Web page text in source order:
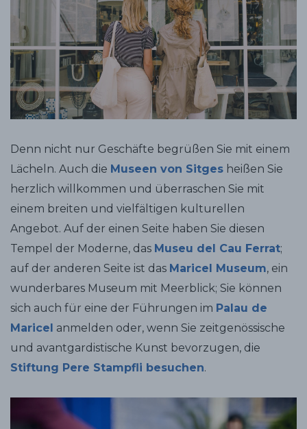
Denn nicht nur Geschäfte begrüßen Sie mit einem
Lächeln. Auch die Museen von Sitges heißen Sie
herzlich willkommen und überraschen Sie mit
einem breiten und vielfältigen kulturellen
Angebot. Auf der einen Seite haben Sie diesen
Tempel der Moderne, das Museu del Cau Ferrat;
auf der anderen Seite ist das Maricel Museum, ein
wunderbares Museum mit Meerblick; Sie können
sich auch für eine der Führungen im Palau de
Maricel anmelden oder, wenn Sie zeitgenössische
und avantgardistische Kunst bevorzugen, die
Stiftung Pere Stampfli besuchen.